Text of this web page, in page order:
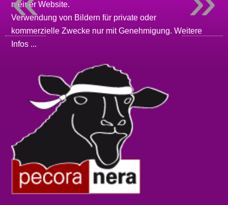
meinerWebsite.
Verwendung von Bildern für private oder
kommerzielle Zwecke nur mit Genehmigung.Weitere
Infos ...